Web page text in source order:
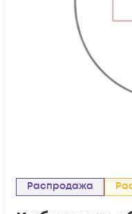
Распродажа